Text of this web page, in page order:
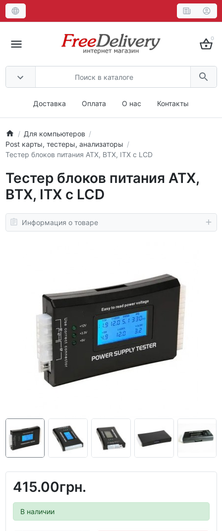
0
Доставка Оплата О нас Контакты
Для компьютеров
Post карты, тестеры, анализаторы
Тестер блоков питания ATX, BTX, ITX с LCD
Тестер блоков питания ATX,
BTX, ITX с LCD
Информация о товаре
415.00грн.
В наличии